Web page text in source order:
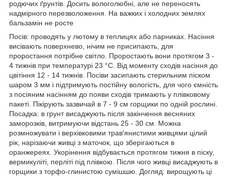
родючих ґрунтів. Досить вологолюбні, але не переносять
надмірного перезволоження. На важких і холодних землях
бальзамін не росте
Посів: проводять у лютому в теплицях або парниках. Насіння
висівають поверхнево, нічим не присипають, для
проростання потрібне світло. Проростають вони протягом 3 -
4 тижнів при температурі 23 °С. Від моменту сходів насіння до
цвітіння 12 - 14 тижнів. Посіви засипають стерильним піском
шаром 3 мм і підтримують постійну вологість, для чого ємність
з посіяним насінням до появи сходів тримають у плівковому
пакеті. Пікірують зазвичай в 7 - 9 см горщики по одній рослині.
Посадка: в грунт висаджують після закінчення весняних
заморозків, витримуючи відстань 25 - 30 см. Можна
розмножувати і верхівковими трав'янистими живцями цілий
рік, нарізаючи живці з маточок, що зберігаються в
оранжереях. Укорінення відбувається протягом тижня в піску,
вермикуліті, перліті під плівкою. Після чого живці висаджують в
горщики з торфо-глинистою сумішшю. Догляд: вирощують ці